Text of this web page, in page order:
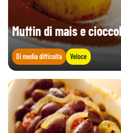
Muffin di mais e
Di media difficoltà Veloce